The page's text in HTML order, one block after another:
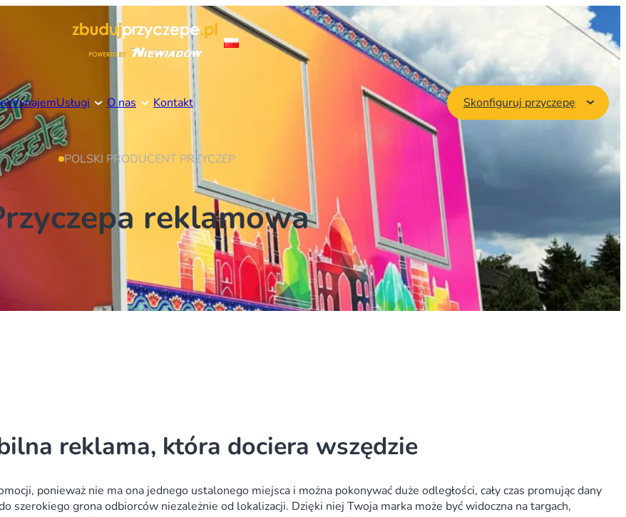
WynajemUsługi O nas Kontakt Skonfiguruj przyczepę
POLSKI PRODUCENT PRZYCZEP
reklamowa
reklama, która dociera wszędzie
ponieważ nie ma ona jednego ustalonego miejsca i można pokonywać duże odległości, cały czas promując dany
szerokiego grona odbiorców niezależnie od lokalizacji. Dzięki niej Twoja marka może być widoczna na targach,